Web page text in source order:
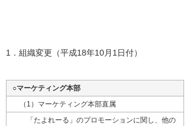
1．組織変更（平成18年10月1日付）
○マーケティング本部
（1）マーケティング本部直属
「たよれーる」のプロモーションに関し、他の